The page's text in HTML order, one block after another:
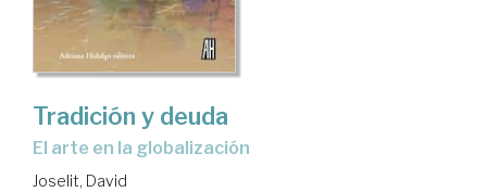
Tradición y deuda
El arte en la globalización
Joselit, David